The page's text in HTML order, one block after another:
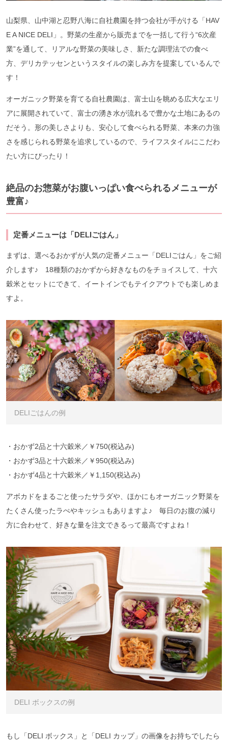
山梨県、山中湖と忍野八海に自社農園を持つ会社が手がける「HAV
E A NICE DELI」。野菜の生産から販売までを一括して行う“6次産
業”を通して、リアルな野菜の美味しさ、新たな調理法での食べ
方、デリカテッセンというスタイルの楽しみ方を提案しているんで
す！
オーガニック野菜を育てる自社農園は、富士山を眺める広大なエリ
アに展開されていて、富士の湧き水が流れるで豊かな土地にあるの
だそう。形の美しさよりも、安心して食べられる野菜、本来の力強
さを感じられる野菜を追求しているので、ライフスタイルにこだわ
たい方にぴったり！
絶品のお惣菜がお腹いっぱい食べられるメニューが
豊富♪
定番メニューは「DELIごはん」
まずは、選べるおかずが人気の定番メニュー「DELIごはん」をご紹
介します♪ 18種類のおかずから好きなものをチョイスして、十六
穀米とセットにできて、イートインでもテイクアウトでも楽しめま
すよ。
DELIごはんの例
・おかず2品と十六穀米／￥750(税込み)
・おかず3品と十六穀米／￥950(税込み)
・おかず4品と十六穀米／￥1,150(税込み)
アボカドをまるごと使ったサラダや、ほかにもオーガニック野菜を
たくさん使ったラぺやキッシュもありますよ♪ 毎日のお腹の減り
方に合わせて、好きな量を注文できるって最高ですよね！
DELI ボックスの例
もし「DELI ボックス」と「DELI カップ」の画像をお持ちでしたら